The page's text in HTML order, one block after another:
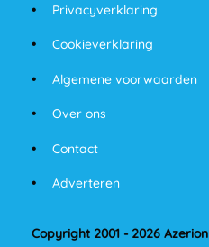
Privacyverklaring
Cookieverklaring
Algemene voorwaarden
Over ons
Contact
Adverteren
Copyright 2001 - 2026 Azerion